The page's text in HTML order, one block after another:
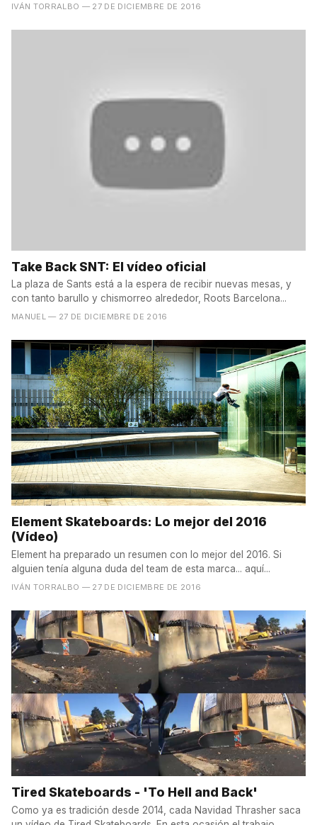
IVÁN TORRALBO — 27 DE DICIEMBRE DE 2016
Take Back SNT: El vídeo oficial
La plaza de Sants está a la espera de recibir nuevas mesas, y
con tanto barullo y chismorreo alrededor, Roots Barcelona...
MANUEL — 27 DE DICIEMBRE DE 2016
Element Skateboards: Lo mejor del 2016
(Vídeo)
Element ha preparado un resumen con lo mejor del 2016. Si
alguien tenía alguna duda del team de esta marca... aquí...
IVÁN TORRALBO — 27 DE DICIEMBRE DE 2016
Tired Skateboards - 'To Hell and Back'
Como ya es tradición desde 2014, cada Navidad Thrasher saca